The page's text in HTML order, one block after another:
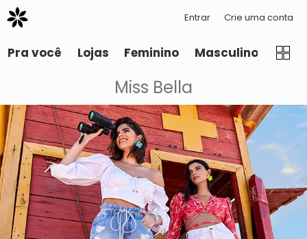
Entrar Crie uma conta
Pra você Lojas Feminino Masculino
Miss Bella